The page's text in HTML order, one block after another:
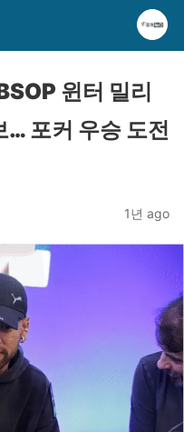
윈터 밀리
… 포커 우승 도전
1년 ago